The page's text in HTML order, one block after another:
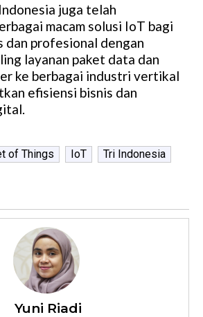
juga telah
macam solusi IoT bagi
dan profesional dengan
layanan paket data dan
ke berbagai industri vertikal
efisiensi bisnis dan
of Things IoT Tri Indonesia
Yuni Riadi